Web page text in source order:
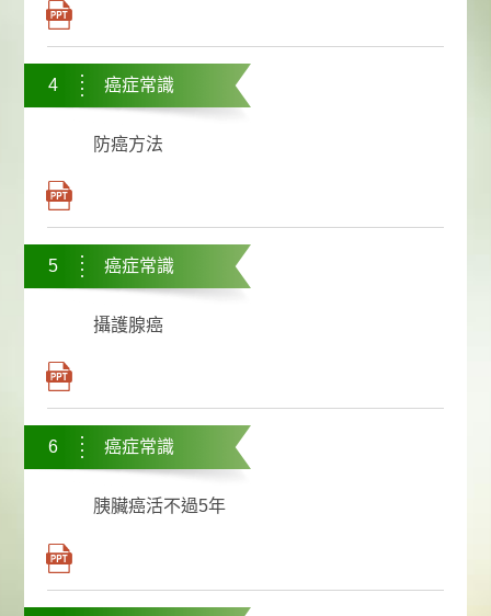
4 癌症常識
防癌方法
5 癌症常識
攝護腺癌
6 癌症常識
胰臟癌活不過5年